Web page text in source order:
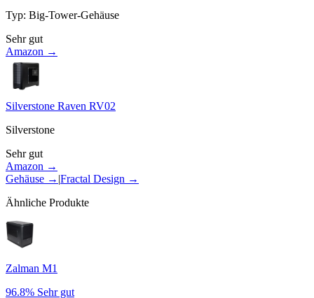
Typ: Big-Tower-Gehäuse
Sehr gut
Amazon →
Silverstone Raven RV02
Silverstone
Sehr gut
Amazon →
Gehäuse → |Fractal Design →
Ähnliche Produkte
Zalman M1
96.8% Sehr gut